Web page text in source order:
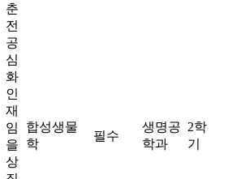
춘
전
공
심
화
인
재
임
을
상
합성생물
학
필수
생명공
학과
2학
기